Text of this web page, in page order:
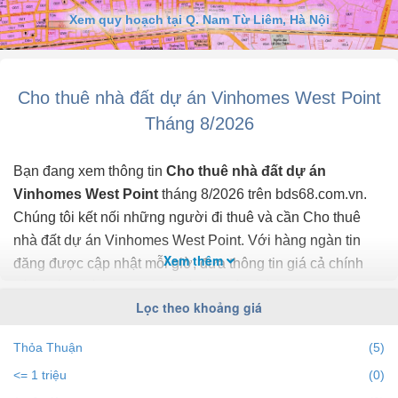
Mong muốn khách thuê nhà được căn hộ giá tốt và ưng ý nhất.
Xem quy hoạch tại Q. Nam Từ Liêm, Hà Nội
Cho thuê nhà đất dự án Vinhomes West Point
Tháng 8/2026
Bạn đang xem thông tin Cho thuê nhà đất dự án
Vinhomes West Point tháng 8/2026 trên bds68.com.vn.
Chúng tôi kết nối những người đi thuê và cần Cho thuê
nhà đất dự án Vinhomes West Point. Với hàng ngàn tin
đăng được cập nhật mỗi giờ, đưa thông tin giá cả chính
Vinhomes West Point theo địa điểm, giá, diện tích, số
phòng ngủ và hướng để tìm ra BĐS mong muốn. Ngoài ra
Xem thêm
Lọc theo khoảng giá
Thỏa Thuận
(5)
<= 1 triệu
(0)